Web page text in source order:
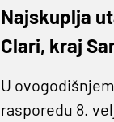
Najskuplja
Clari, kraj
U
rasporedu 8.